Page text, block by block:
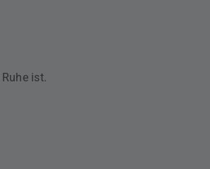
ist.